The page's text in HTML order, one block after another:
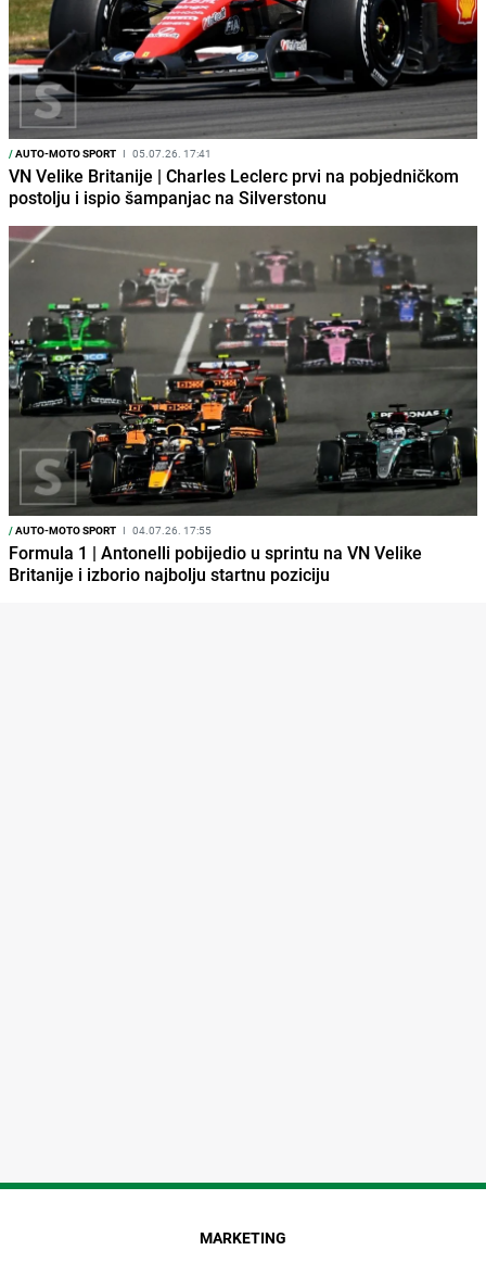
/AUTO-MOTO SPORT I 05.07.26. 17:41
VN Velike Britanije | Charles Leclerc prvi na pobjedničkom
postolju i ispio šampanjac na Silverstonu
/AUTO-MOTO SPORT I 04.07.26. 17:55
Formula 1 | Antonelli pobijedio u sprintu na VN Velike
Britanije i izborio najbolju startnu poziciju
MARKETING